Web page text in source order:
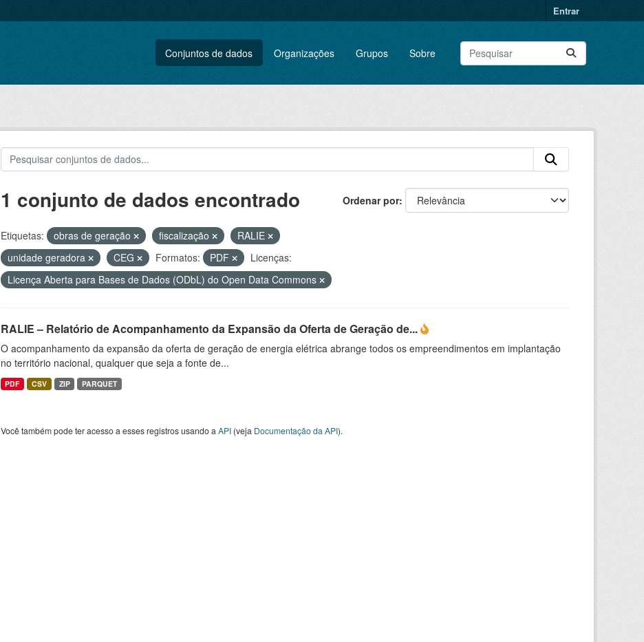
Entrar
Conjuntos de dados Organizações Grupos Sobre
Ordenar por
1 conjunto de dados encontrado
Etiquetas: obras de geração fiscalização
RALIE
unidade geradora
CEG Formatos: PDF
Licenças:
Licença Aberta para Bases de Dados (ODbL) do Open Data Commons
RALIE – Relatório de Acompanhamento da Expansão da Oferta de Geração de...
O acompanhamento da expansão da oferta de geração de energia elétrica abrange todos os empreendimentos em implantação
no território nacional, qualquer que seja a fonte de...
PDF CSV ZIP PARQUET
Você também pode ter acesso a esses registros usando a API(veja Documentação da API).